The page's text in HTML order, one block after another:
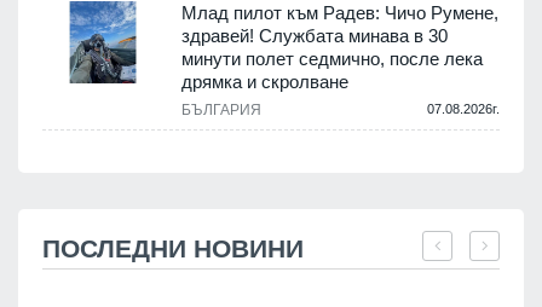
Млад пилот към Радев: Чичо Румене,
здравей! Службата минава в 30
минути полет седмично, после лека
дрямка и скролване
БЪЛГАРИЯ 07.08.2026г.
ПОСЛЕДНИ НОВИНИ